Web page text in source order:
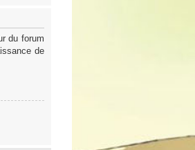
du forum
de